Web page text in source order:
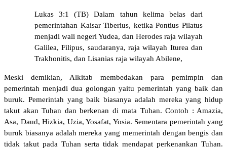
Lukas 3:1 (TB) Dalam tahun kelima belas dari
pemerintahan Kaisar Tiberius, ketika Pontius Pilatus
menjadi wali negeri Yudea, dan Herodes raja wilayah
Galilea, Filipus, saudaranya, raja wilayah Iturea dan
Trakhonitis, dan Lisanias raja wilayah Abilene,
Meski demikian, Alkitab membedakan para pemimpin dan
pemerintah menjadi dua golongan yaitu pemerintah yang baik dan
buruk. Pemerintah yang baik biasanya adalah mereka yang hidup
takut akan Tuhan dan berkenan di mata Tuhan. Contoh : Amazia,
Asa, Daud, Hizkia, Uzia, Yosafat, Yosia. Sementara pemerintah yang
buruk biasanya adalah mereka yang memerintah dengan bengis dan
tidak takut pada Tuhan serta tidak mendapat perkenankan Tuhan.